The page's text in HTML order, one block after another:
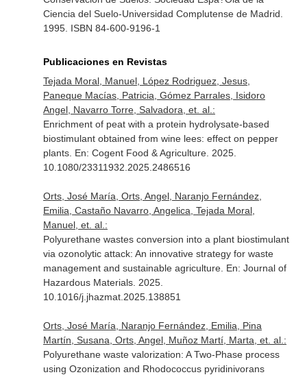
Ciencia del Suelo-Universidad Complutense de Madrid.
1995. ISBN 84-600-9196-1
Publicaciones en Revistas
Tejada Moral, Manuel, López Rodriguez, Jesus,
Paneque Macías, Patricia, Gómez Parrales, Isidoro
Angel, Navarro Torre, Salvadora, et. al.:
Enrichment of peat with a protein hydrolysate-based
biostimulant obtained from wine lees: effect on pepper
plants. En: Cogent Food & Agriculture. 2025.
10.1080/23311932.2025.2486516
Orts, José María, Orts, Angel, Naranjo Fernández,
Emilia, Castaño Navarro, Angelica, Tejada Moral,
Manuel, et. al.:
Polyurethane wastes conversion into a plant biostimulant
via ozonolytic attack: An innovative strategy for waste
management and sustainable agriculture. En: Journal of
Hazardous Materials. 2025.
10.1016/j.jhazmat.2025.138851
Orts, José María, Naranjo Fernández, Emilia, Pina
Martín, Susana, Orts, Angel, Muñoz Martí, Marta, et. al.:
Polyurethane waste valorization: A Two-Phase process
using Ozonization and Rhodococcus pyridinivorans